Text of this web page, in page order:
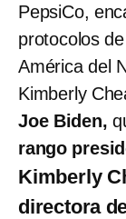
PepsiCo,
protocolos
América del
Kimberly
Joe Biden,
rango
Kimberly
directora